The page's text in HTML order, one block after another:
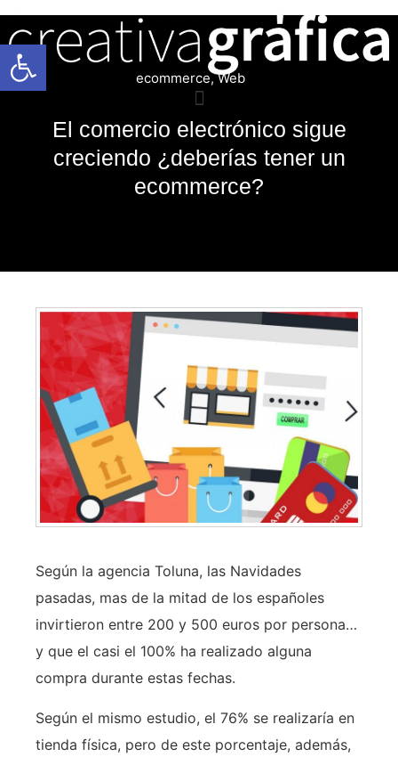
ecommerce,Web
El comercio electrónico sigue
creciendo ¿deberías tener un
ecommerce?
Según la agencia Toluna, las Navidades
pasadas, mas de la mitad de los españoles
invirtieron entre 200 y 500 euros por persona…
y que el casi el 100% ha realizado alguna
compra durante estas fechas.
Según el mismo estudio, el 76% se realizaría en
tienda física, pero de este porcentaje, además,
Abrir barra de herramientas